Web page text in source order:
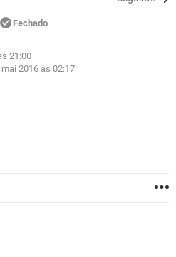
GMAIL
GMAIL
WHATSAPP
EXCEL
WHATSAPP
Fechado
21:00
2016 às 02:17